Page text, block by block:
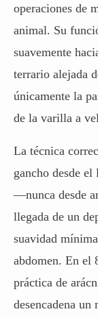
operaciones de
animal. Su
suavemente
terrario alejada
únicamente la
de la varilla a
La técnica
gancho desde
—nunca desde
llegada de un
suavidad
abdomen. En el
práctica de
desencadena